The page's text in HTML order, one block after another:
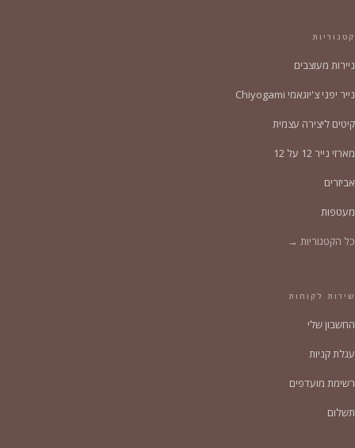
קטגוריות
ניירות מעוצבים
נייר יפני צ'יוגאמי Chiyogami
קיטים ליצירה עצמית
מארזי נייר 12 על 12
אביזרים
מעטפות
כל הקטגוריות →
שירות לקוחות
החשבון שלי
עגלת קניות
רשימת מועדפים
תשלום